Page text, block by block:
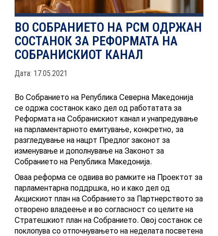
ПРОЕКТИ
УСЛУГИ
КАТАЛОГ НА УСЛУГИ
ПОВИЦИ
АРХИВА
ИНИЦИЈАТИВИ
ВО СОБРАНИЕТО НА РСМ ОДРЖАН
СОСТАНОК ЗА РЕФОРМАТА НА
СОБРАНИСКИОТ КАНАЛ
Дата: 17.05.2021
Во Собранието на Република Северна Македонија
се одржа состанок како дел од работатата за
Реформата на Собранискиот канал и унапредување
на парламентарното емитување, конкретно, за
разгледување на нацрт Предлог законот за
изменување и дополнување на Законот за
Собранието на Република Македонија.
Оваа реформа се одвива во рамките на Проектот за
парламентарна поддршка, но и како дел од
Акцискиот план на Собранието за Партнерството за
отворено владеење и во согласност со целите на
Стратешкиот план на Собранието. Овој состанок се
поклопува со отпочнувањето на неделата посветена